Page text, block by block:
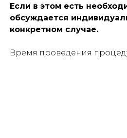
Если в этом есть
обсуждается
конкретном случае.
Время проведения